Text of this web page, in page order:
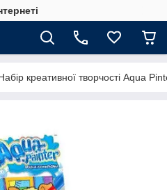
креативної творчості Aqua